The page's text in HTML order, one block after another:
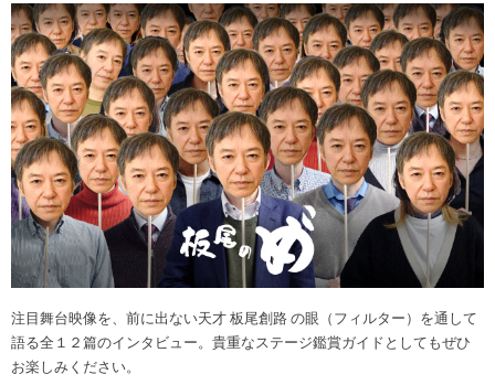
注目舞台映像を、前に出ない天才 板尾創路 の眼（フィルター）を通して
語る全１２篇のインタビュー。貴重なステージ鑑賞ガイドとしてもぜひ
お楽しみください。